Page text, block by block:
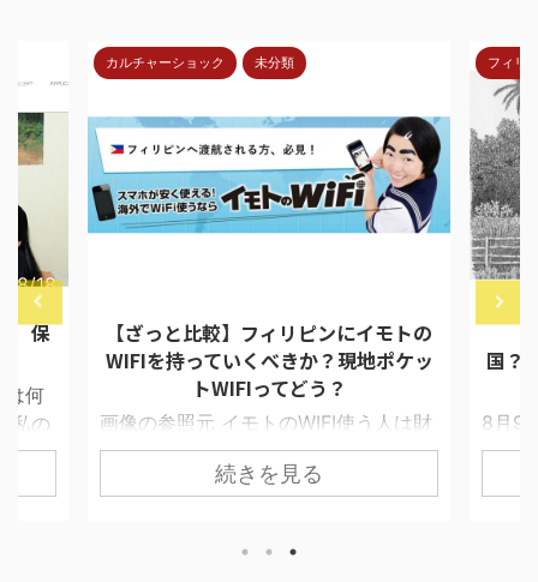
4/30
トの
は財
触す
フィリピン人ってどんな人
【まとめ】フィリピンってどんな
国？ 10年間で体験した出来事を元に
一覧化
8月9月は日本の大学生の研修プログラ
ムが目白押し。 私にとっても大学生惑
星交流会や通訳等の仕事を頂ける嬉し
続きを見る
メイド
【重
だが
近所